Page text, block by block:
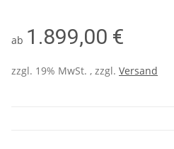
ab 1.899,00 €
zzgl. 19% MwSt. , zzgl. Versand